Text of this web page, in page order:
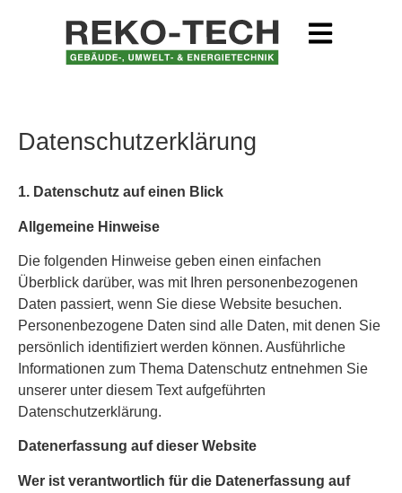
Datenschutzerklärung
1. Datenschutz auf einen Blick
Allgemeine Hinweise
Die folgenden Hinweise geben einen einfachen
Überblick darüber, was mit Ihren personenbezogenen
Daten passiert, wenn Sie diese Website besuchen.
Personenbezogene Daten sind alle Daten, mit denen Sie
persönlich identifiziert werden können. Ausführliche
Informationen zum Thema Datenschutz entnehmen Sie
unserer unter diesem Text aufgeführten
Datenschutzerklärung.
Datenerfassung auf dieser Website
Wer ist verantwortlich für die Datenerfassung auf